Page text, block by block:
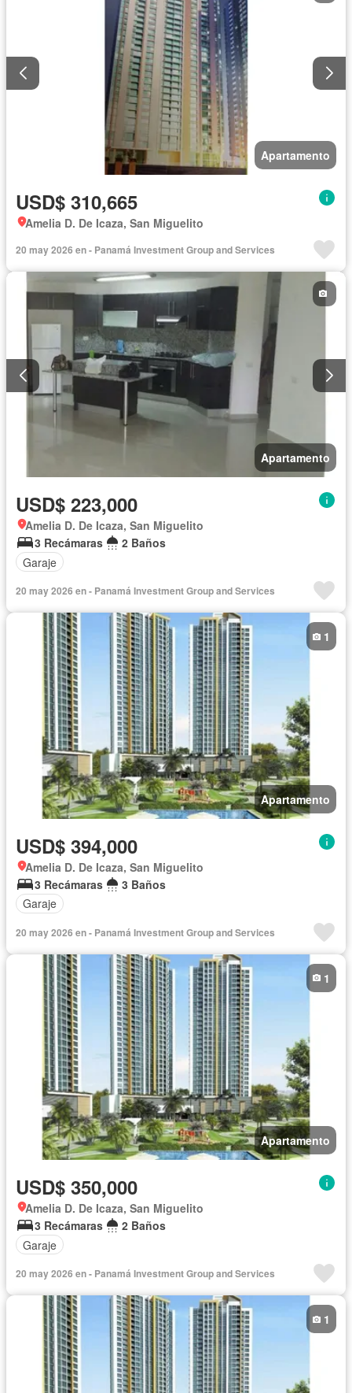
Apartamento
USD$ 310,665
Amelia D. De Icaza, San Miguelito
20 may 2026 en - Panamá Investment Group and Services
Apartamento
USD$ 223,000
Amelia D. De Icaza, San Miguelito
3 Recámaras
2 Baños
Garaje
20 may 2026 en - Panamá Investment Group and Services
Apartamento
1
USD$ 394,000
Amelia D. De Icaza, San Miguelito
3 Recámaras
3 Baños
Garaje
20 may 2026 en - Panamá Investment Group and Services
Apartamento
1
USD$ 350,000
Amelia D. De Icaza, San Miguelito
3 Recámaras
2 Baños
Garaje
20 may 2026 en - Panamá Investment Group and Services
1